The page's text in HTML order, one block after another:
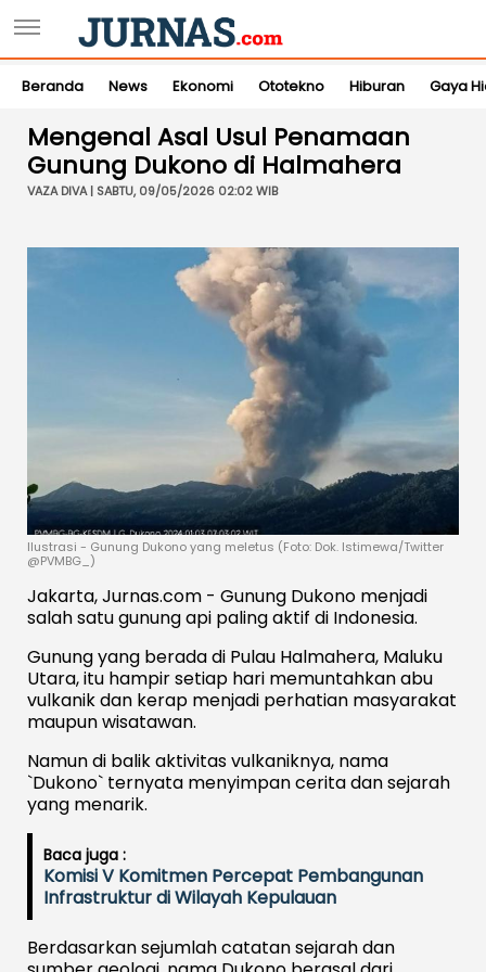
Beranda News Ekonomi Ototekno Hiburan Gaya
Mengenal Asal Usul Penamaan
Gunung Dukono di Halmahera
VAZA DIVA | SABTU, 09/05/2026 02:02 WIB
Ilustrasi - Gunung Dukono yang meletus (Foto: Dok. Istimewa/Twitter
@PVMBG_)
Jakarta, Jurnas.com - Gunung Dukono menjadi
salah satu gunung api paling aktif di Indonesia.
Gunung yang berada di Pulau Halmahera, Maluku
Utara, itu hampir setiap hari memuntahkan abu
vulkanik dan kerap menjadi perhatian masyarakat
maupun wisatawan.
Namun di balik aktivitas vulkaniknya, nama
`Dukono` ternyata menyimpan cerita dan sejarah
yang menarik.
Baca juga :
Komisi V Komitmen Percepat Pembangunan
Infrastruktur di Wilayah Kepulauan
Berdasarkan sejumlah catatan sejarah dan